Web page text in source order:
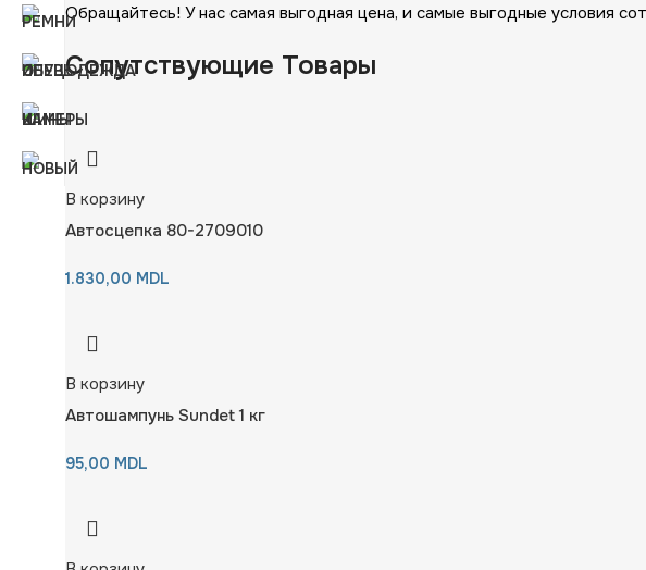
Обращайтесь! У нас самая выгодная цена, и самые выгодные условия
Сопутствующие Товары
В корзину
Автосцепка 80-2709010
1.830,00 MDL
В корзину
Автошампунь Sundet 1 кг
95,00 MDL